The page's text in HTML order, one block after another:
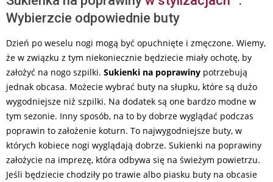
Wybierzcie odpowiednie buty
Dzień po weselu nogi mogą być opuchnięte i zmęczone. Wiemy,
że w związku z tym niekoniecznie będziecie miały ochotę, by
założyć na nogo szpilki. Sukienki na poprawiny potrzebują
jednak obcasa. Możecie wybrać buty na słupku, które są dużo
wygodniejsze niż szpilki. Na dodatek są one bardzo modne w
tym sezonie. Inny sposób, na to by dobrze wyglądać podczas
poprawin to założenie koturn. To najwygodniejsze buty, w
których kobiece nogi wyglądają dobrze. Sukienki na poprawiny
założycie na imprezę, która odbywa się na świeżym powietrzu.
Jeśli będziecie chodziły po trawie albo piasku buty na obcasie